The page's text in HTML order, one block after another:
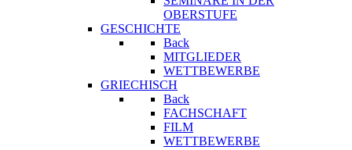
OBERSTUFE
GESCHICHTE
Back
MITGLIEDER
WETTBEWERBE
GRIECHISCH
Back
FACHSCHAFT
FILM
WETTBEWERBE